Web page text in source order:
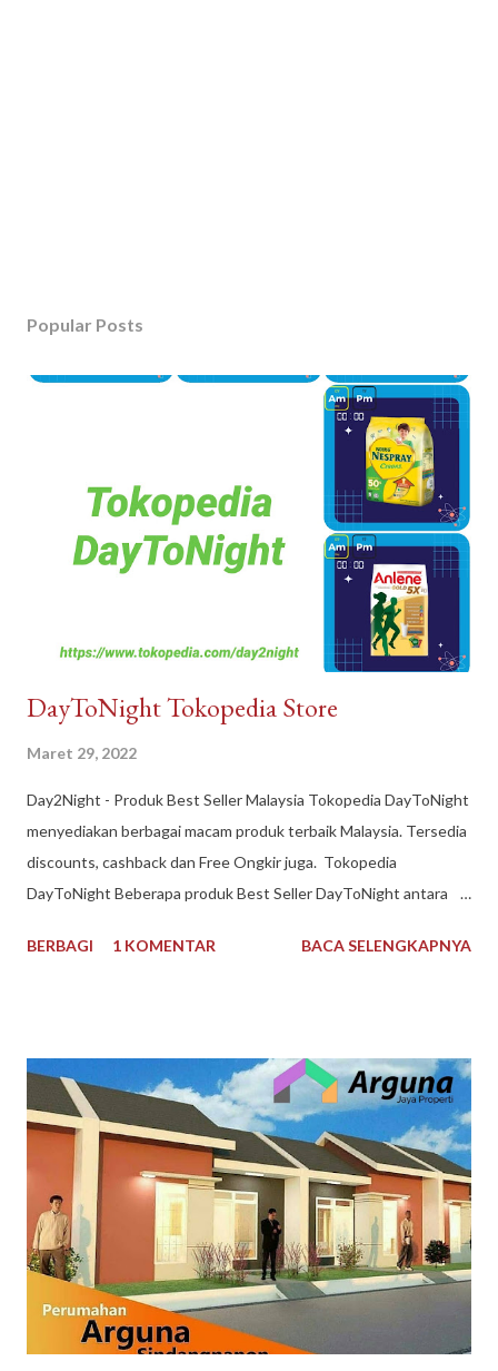
Popular Posts
DayToNight Tokopedia Store
Maret 29, 2022
Day2Night - Produk Best Seller Malaysia Tokopedia DayToNight
menyediakan berbagai macam produk terbaik Malaysia. Tersedia
discounts, cashback dan Free Ongkir juga. Tokopedia
DayToNight Beberapa produk Best Seller DayToNight antara
Malaysia 1 kg, Maggi Kari Malaysia , Anlene Gold Malaysia.
pengiriman juga cepat, pengemasan aman, tersedia banyak
pilihan kurir pengiriman dan ada subsidi free ongkir. Melayani
pengiriman seluruh Indonesia. Pembayaran mudah bisa dengan
Gopay, Ovo, juga opsi transfer bank maupun melalui
convenience store seperti Indomaret dan Alfamart. Reputasi
toko juga terpercaya, banyak testimoni review bintang 5.
Pelayanan bagus, produk bagus. Recommended banget
DayToNight Tokopedia, Tarakan - Indonesia #daytonight #da...
BERBAGI 1 KOMENTAR BACA SELENGKAPNYA